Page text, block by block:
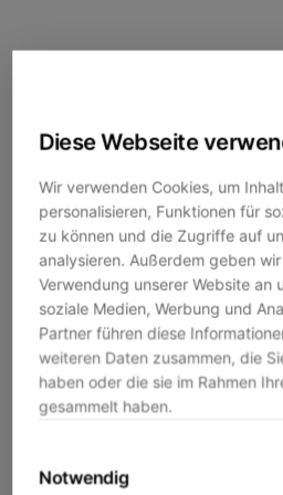
Diese Webseite
Wir verwenden Cookies, um
personalisieren, Funktionen für
zu können und die Zugriffe auf
analysieren. Außerdem geben
Verwendung unserer Website an
soziale Medien, Werbung und
Partner führen diese
weiteren Daten zusammen, die
haben oder die sie im Rahmen
gesammelt haben.
Notwendig
Application error: a